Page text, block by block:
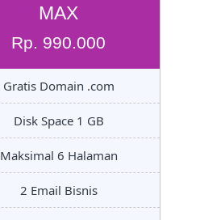
MAX
Rp. 990.000
Gratis Domain .com
Disk Space 1 GB
Maksimal 6 Halaman
2 Email Bisnis